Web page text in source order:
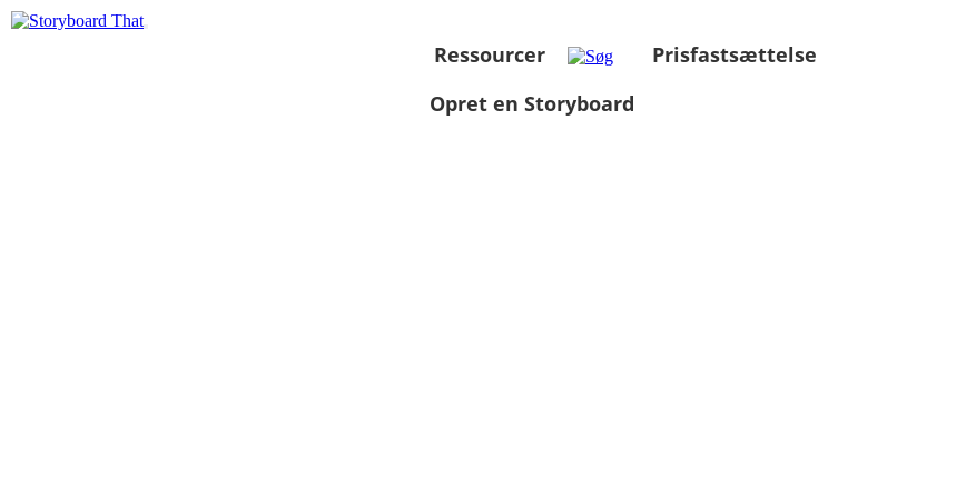
Ressourcer
Prisfastsættelse
Opret en Storyboard